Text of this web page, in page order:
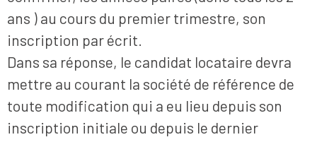
ans ) au cours du premier trimestre, son
inscription par écrit.
Dans sa réponse, le candidat locataire devra
mettre au courant la société de référence de
toute modification qui a eu lieu depuis son
inscription initiale ou depuis le dernier